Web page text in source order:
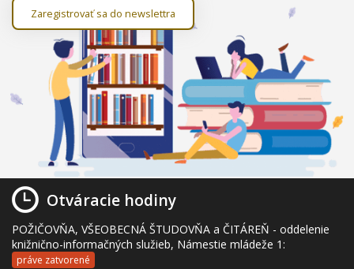
Zaregistrovať sa do newslettra
Otváracie hodiny
POŽIČOVŇA, VŠEOBECNÁ ŠTUDOVŇA a ČITÁREŇ - oddelenie
knižnično-informačných služieb, Námestie mládeže 1:
práve zatvorené